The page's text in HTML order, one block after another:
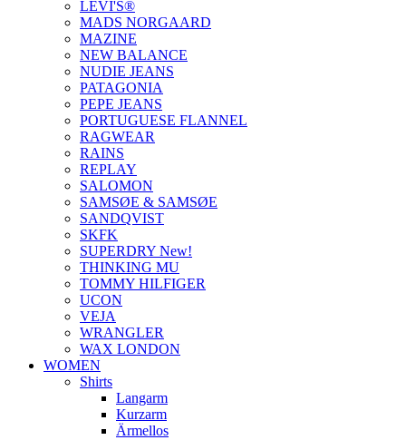
LEVI'S®
MADS NORGAARD
MAZINE
NEW BALANCE
NUDIE JEANS
PATAGONIA
PEPE JEANS
PORTUGUESE FLANNEL
RAGWEAR
RAINS
REPLAY
SALOMON
SAMSØE & SAMSØE
SANDQVIST
SKFK
SUPERDRY New!
THINKING MU
TOMMY HILFIGER
UCON
VEJA
WRANGLER
WAX LONDON
WOMEN
Shirts
Langarm
Kurzarm
Ärmellos